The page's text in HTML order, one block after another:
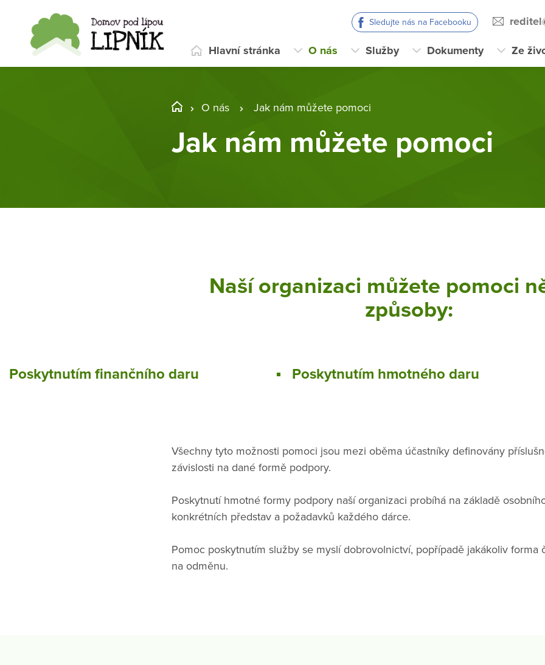
Sledujte nás na Facebooku
Hlavní stránka O nás Služby Dokumenty Ze
O nás Jak nám můžete pomoci
Jak nám můžete pomoci
Naší organizaci můžete pomoci
způsoby:
Poskytnutím finančního daru Poskytnutím hmotného daru
Všechny tyto možnosti pomoci jsou mezi oběma účastníky definovány
závislosti na dané formě podpory.
Poskytnutí hmotné formy podpory naší organizaci probíhá na základě
konkrétních představ a požadavků každého dárce.
Pomoc poskytnutím služby se myslí dobrovolnictví, popřípadě jakákoliv forma
na odměnu.